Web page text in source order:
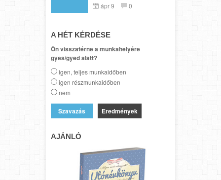
ápr 9 0
A HÉT KÉRDÉSE
Ön visszatérne a munkahelyére
gyes/gyed alatt?
igen, teljes munkaidőben
igen részmunkaidőben
nem
Eredmények
AJÁNLÓ